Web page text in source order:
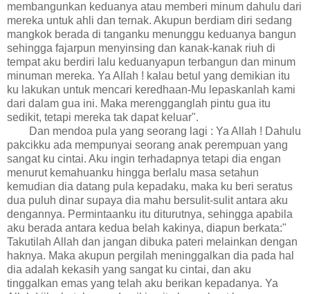
membangunkan keduanya atau memberi minum dahulu dari
mereka untuk ahli dan ternak. Akupun berdiam diri sedang
mangkok berada di tanganku menunggu keduanya bangun
sehingga fajarpun menyinsing dan kanak-kanak riuh di
tempat aku berdiri lalu keduanyapun terbangun dan minum
minuman mereka. Ya Allah ! kalau betul yang demikian itu
ku lakukan untuk mencari keredhaan-Mu lepaskanlah kami
dari dalam gua ini. Maka merengganglah pintu gua itu
sedikit, tetapi mereka tak dapat keluar".
Dan mendoa pula yang seorang lagi : Ya Allah ! Dahulu
pakcikku ada mempunyai seorang anak perempuan yang
sangat ku cintai. Aku ingin terhadapnya tetapi dia engan
menurut kemahuanku hingga berlalu masa setahun
kemudian dia datang pula kepadaku, maka ku beri seratus
dua puluh dinar supaya dia mahu bersulit-sulit antara aku
dengannya. Permintaanku itu diturutnya, sehingga apabila
aku berada antara kedua belah kakinya, diapun berkata:"
Takutilah Allah dan jangan dibuka pateri melainkan dengan
haknya. Maka akupun pergilah meninggalkan dia pada hal
dia adalah kekasih yang sangat ku cintai, dan aku
tinggalkan emas yang telah aku berikan kepadanya. Ya